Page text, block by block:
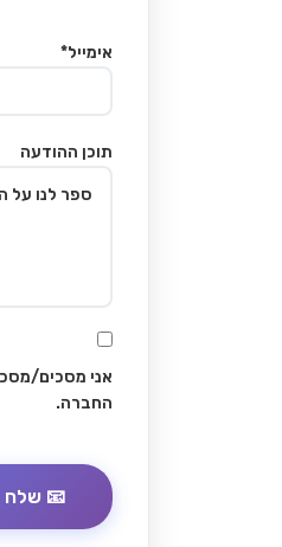
אימייל*
תוכן ההודעה
אני מסכים/
החברה.